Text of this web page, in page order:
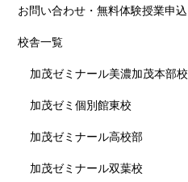
お問い合わせ・無料体験授業申込
校舎一覧
加茂ゼミナール美濃加茂本部校
加茂ゼミ個別館東校
加茂ゼミナール高校部
加茂ゼミナール双葉校